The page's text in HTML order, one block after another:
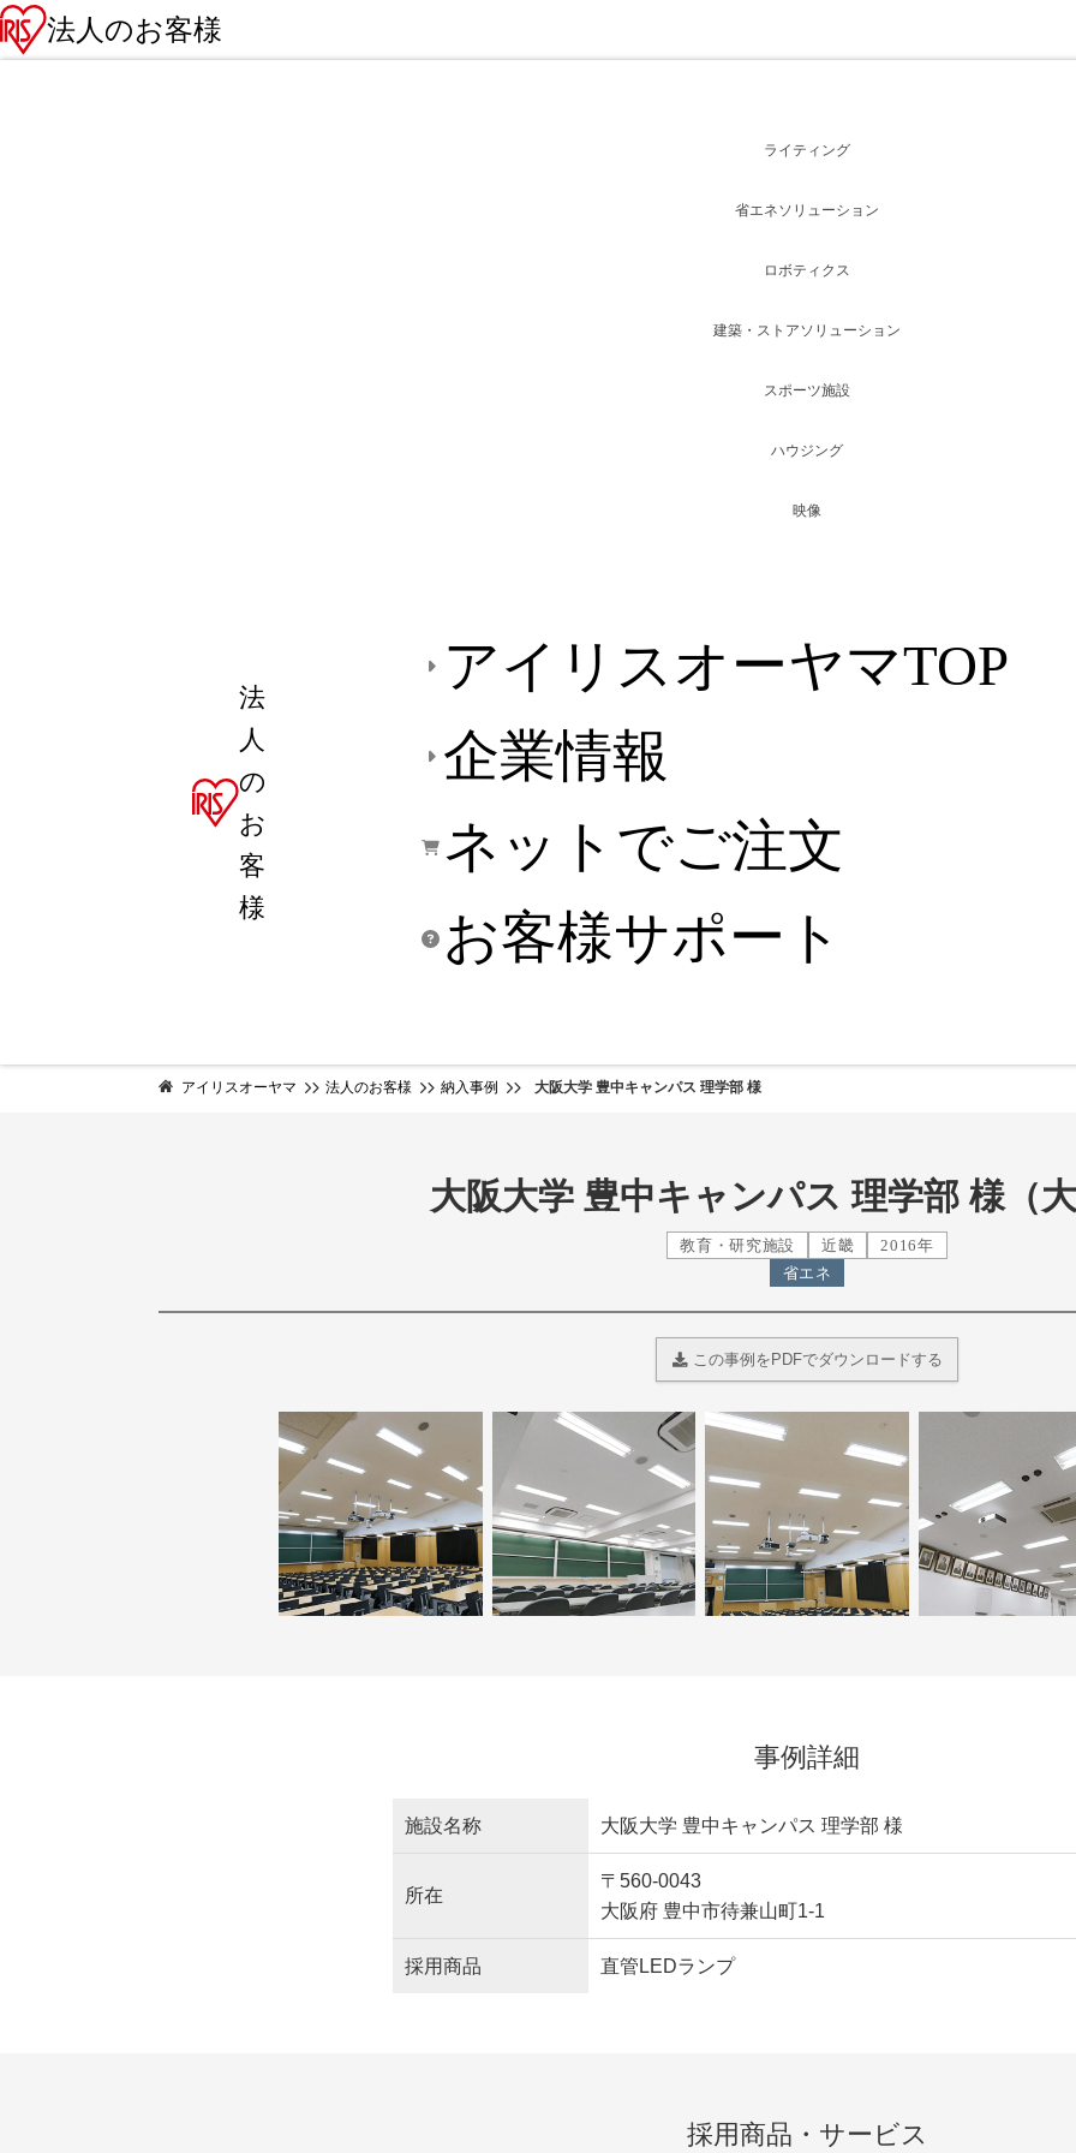
法人のお客様
法
人
の
お
客
様
アイリスオーヤマTOP
企業情報
ネットでご注文
お客様サポート
ライティング
省エネソリューション
ロボティクス
建築・ストアソリューション
スポーツ施設
ハウジング
映像
アイリスオーヤマ 法人のお客様 納入事例 大阪大学 豊中キャンパス 理学部 様
大阪大学 豊中キャンパス 理学部 様（
教育・研究施設 近畿
2016年
省エネ
この事例をPDFでダウンロードする
事例詳細
施設名称 大阪大学 豊中キャンパス 理学部 様
所在
〒560-0043
大阪府 豊中市待兼山町1-1
採用商品 直管LEDランプ
採用商品・サービス